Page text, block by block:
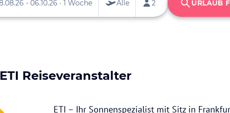
ETI Reiseveranstalter
ETI – Ihr Sonnenspezialist mit Sitz in